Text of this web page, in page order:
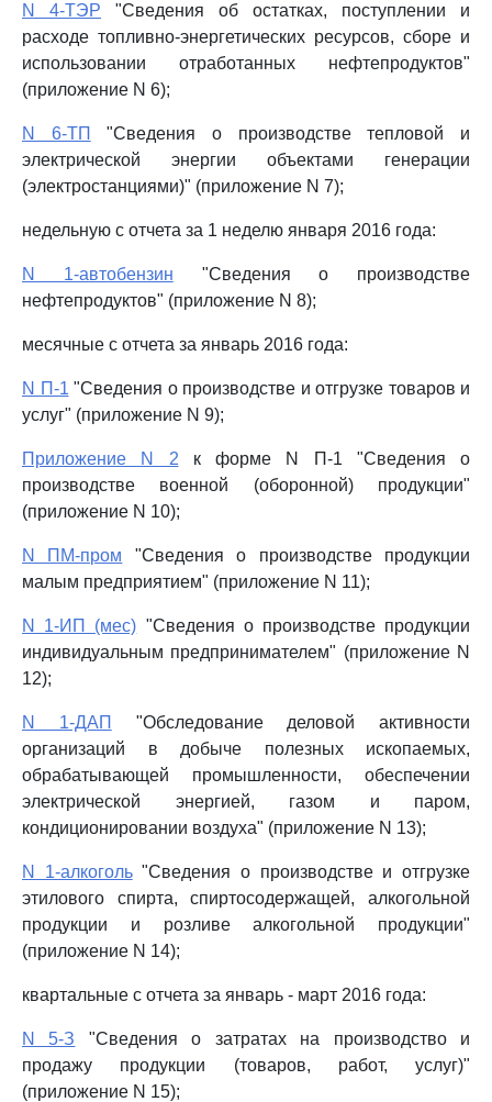
N 4-ТЭР "Сведения об остатках, поступлении и
расходе топливно-энергетических ресурсов, сборе и
использовании отработанных нефтепродуктов"
(приложение N 6);
N 6-ТП
"Сведения о производстве тепловой и
электрической энергии объектами генерации
(электростанциями)" (приложение N 7);
недельную с отчета за 1 неделю января 2016 года:
N 1-автобензин "Сведения о производстве
нефтепродуктов" (приложение N 8);
месячные с отчета за январь 2016 года:
N П-1 "Сведения о производстве и отгрузке товаров и
услуг" (приложение N 9);
Приложение N 2 к форме N П-1 "Сведения о
производстве военной (оборонной) продукции"
(приложение N 10);
N ПМ-пром "Сведения о производстве продукции
малым предприятием" (приложение N 11);
N 1-ИП (мес) "Сведения о производстве продукции
индивидуальным предпринимателем" (приложение N
12);
N 1-ДАП
"Обследование деловой активности
организаций в добыче полезных ископаемых,
обрабатывающей промышленности, обеспечении
электрической энергией, газом и паром,
кондиционировании воздуха" (приложение N 13);
N 1-алкоголь"Сведения о производстве и отгрузке
этилового спирта, спиртосодержащей, алкогольной
продукции и розливе алкогольной продукции"
(приложение N 14);
квартальные с отчета за январь - март 2016 года:
N 5-З "Сведения о затратах на производство и
продажу продукции (товаров, работ, услуг)"
(приложение N 15);